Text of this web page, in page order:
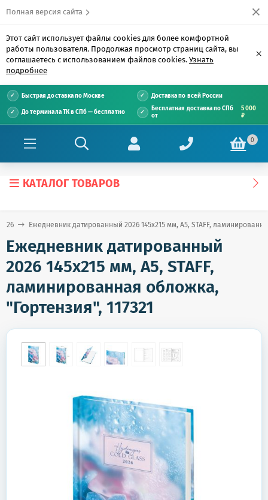
Полная версия сайта
Этот сайт использует файлы cookies для более комфортной
работы пользователя. Продолжая просмотр страниц сайта, вы
соглашаетесь с использованием файлов cookies. Узнать
подробнее
×
Быстрая доставка по Москве Доставка по всей России
До терминала ТК в СПб — бесплатно
Бесплатная доставка по СПб
от
5 000
₽
0
КАТАЛОГ ТОВАРОВ
Ежедневник датированный 2026 145х215 мм, А5, STAFF,
Ежедневник датированный
2026 145х215 мм, А5, STAFF,
ламинированная обложка,
"Гортензия", 117321